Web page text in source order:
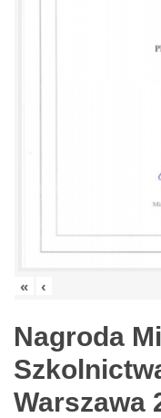
« ‹
Nagroda
Warszawa